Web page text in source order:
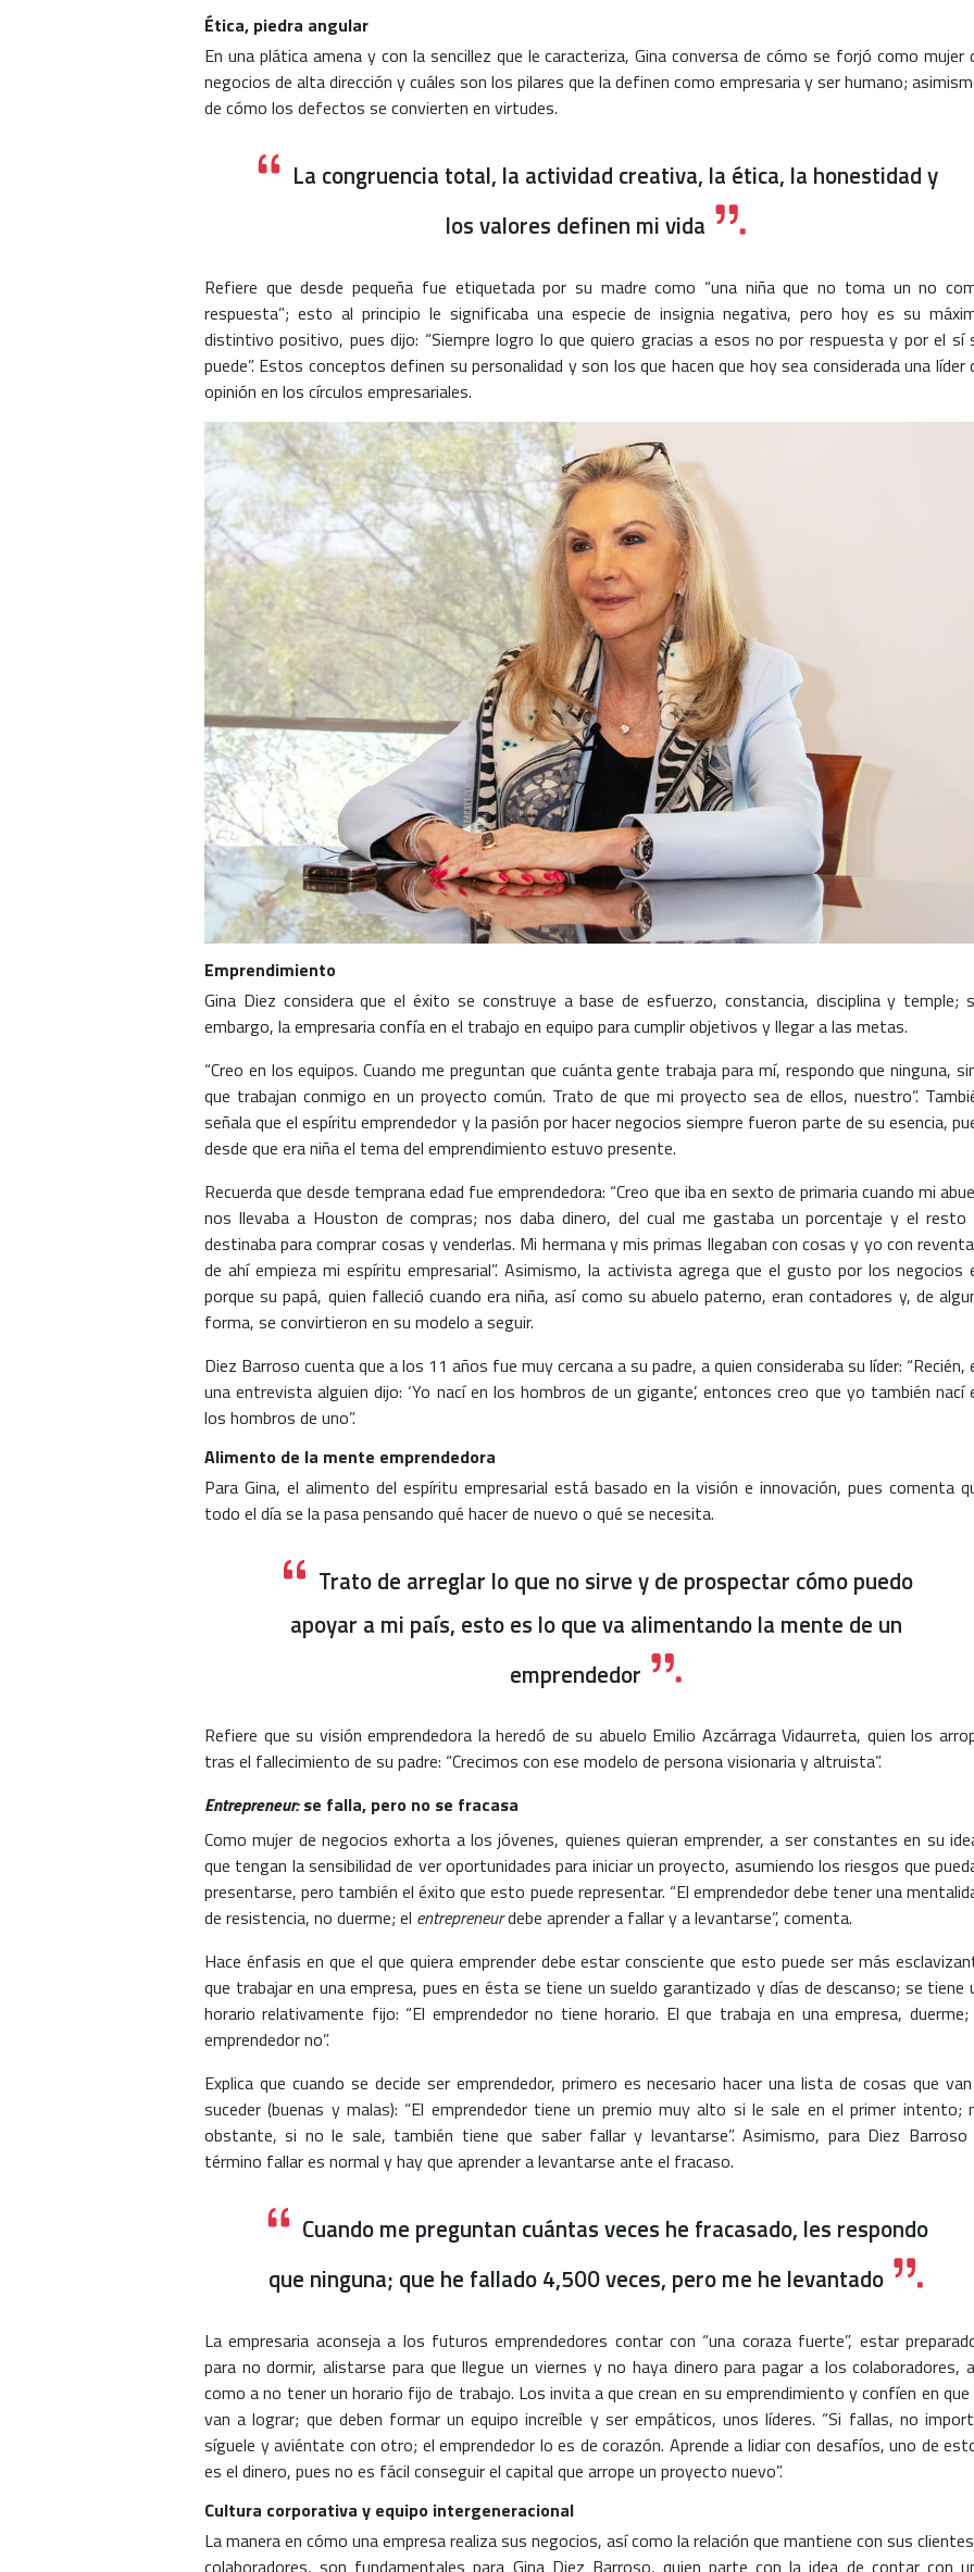
Ética, piedra angular
En una plática amena y con la sencillez que le caracteriza, Gina conversa de cómo se forjó como mujer
negocios de alta dirección y cuáles son los pilares que la definen como empresaria y ser humano;
de cómo los defectos se convierten en virtudes.
La congruencia total, la actividad creativa, la ética, la honestidad y
los valores definen mi vida
Refiere que desde pequeña fue etiquetada por su madre como “una niña que no toma un no
respuesta”; esto al principio le significaba una especie de insignia negativa, pero hoy es su
distintivo positivo, pues dijo: “Siempre logro lo que quiero gracias a esos no por respuesta y por el sí
puede”. Estos conceptos definen su personalidad y son los que hacen que hoy sea considerada una líder
opinión en los círculos empresariales.
Emprendimiento
Gina Diez considera que el éxito se construye a base de esfuerzo, constancia, disciplina y temple;
embargo, la empresaria confía en el trabajo en equipo para cumplir objetivos y llegar a las metas.
“Creo en los equipos. Cuando me preguntan que cuánta gente trabaja para mí, respondo que ninguna,
que trabajan conmigo en un proyecto común. Trato de que mi proyecto sea de ellos, nuestro”.
señala que el espíritu emprendedor y la pasión por hacer negocios siempre fueron parte de su esencia,
desde que era niña el tema del emprendimiento estuvo presente.
Recuerda que desde temprana edad fue emprendedora: “Creo que iba en sexto de primaria cuando mi
nos llevaba a Houston de compras; nos daba dinero, del cual me gastaba un porcentaje y el resto
destinaba para comprar cosas y venderlas. Mi hermana y mis primas llegaban con cosas y yo con
de ahí empieza mi espíritu empresarial”. Asimismo, la activista agrega que el gusto por los negocios
porque su papá, quien falleció cuando era niña, así como su abuelo paterno, eran contadores y, de
forma, se convirtieron en su modelo a seguir.
Diez Barroso cuenta que a los 11 años fue muy cercana a su padre, a quien consideraba su líder: “Recién,
una entrevista alguien dijo: ‘Yo nací en los hombros de un gigante’, entonces creo que yo también nací
los hombros de uno”.
Alimento de la mente emprendedora
Para Gina, el alimento del espíritu empresarial está basado en la visión e innovación, pues comenta
todo el día se la pasa pensando qué hacer de nuevo o qué se necesita.
Trato de arreglar lo que no sirve y de prospectar cómo puedo
apoyar a mi país, esto es lo que va alimentando la mente de un
emprendedor
Refiere que su visión emprendedora la heredó de su abuelo Emilio Azcárraga Vidaurreta, quien los
tras el fallecimiento de su padre: “Crecimos con ese modelo de persona visionaria y altruista”.
Entrepreneur:se falla, pero no se fracasa
Como mujer de negocios exhorta a los jóvenes, quienes quieran emprender, a ser constantes en su
que tengan la sensibilidad de ver oportunidades para iniciar un proyecto, asumiendo los riesgos que
presentarse, pero también el éxito que esto puede representar. “El emprendedor debe tener una
de resistencia, no duerme; el entrepreneurdebe aprender a fallar y a levantarse”, comenta.
Hace énfasis en que el que quiera emprender debe estar consciente que esto puede ser más
que trabajar en una empresa, pues en ésta se tiene un sueldo garantizado y días de descanso; se tiene
horario relativamente fijo: “El emprendedor no tiene horario. El que trabaja en una empresa, duerme;
emprendedor no”.
Explica que cuando se decide ser emprendedor, primero es necesario hacer una lista de cosas que
suceder (buenas y malas): “El emprendedor tiene un premio muy alto si le sale en el primer intento;
obstante, si no le sale, también tiene que saber fallar y levantarse”. Asimismo, para Diez Barroso
término fallar es normal y hay que aprender a levantarse ante el fracaso.
Cuando me preguntan cuántas veces he fracasado, les respondo
que ninguna; que he fallado 4,500 veces, pero me he levantado
La empresaria aconseja a los futuros emprendedores contar con “una coraza fuerte”, estar
para no dormir, alistarse para que llegue un viernes y no haya dinero para pagar a los colaboradores,
como a no tener un horario fijo de trabajo. Los invita a que crean en su emprendimiento y confíen en que
van a lograr; que deben formar un equipo increíble y ser empáticos, unos líderes. “Si fallas, no
síguele y aviéntate con otro; el emprendedor lo es de corazón. Aprende a lidiar con desafíos, uno de
es el dinero, pues no es fácil conseguir el capital que arrope un proyecto nuevo”.
Cultura corporativa y equipo intergeneracional
La manera en cómo una empresa realiza sus negocios, así como la relación que mantiene con sus
colaboradores, son fundamentales para Gina Diez Barroso, quien parte con la idea de contar con